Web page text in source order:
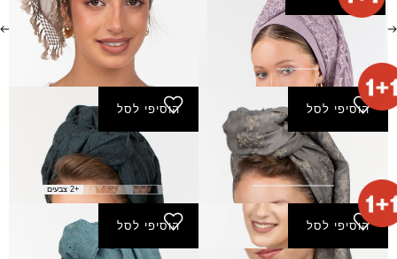
צעיף מידן
₪ 170.00
הוסיפי לסל
צעיף מקדש
₪160.00
הוסיפי לסל
צעיף משכן
₪140.00
+2 צבעים
הוסיפי לסל הוסיפי לסל